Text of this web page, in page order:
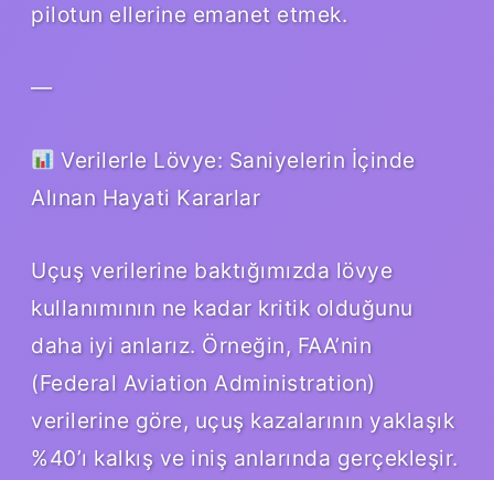
pilotun ellerine emanet etmek.
—
Verilerle Lövye: Saniyelerin İçinde
Alınan Hayati Kararlar
Uçuş verilerine baktığımızda lövye
kullanımının ne kadar kritik olduğunu
daha iyi anlarız. Örneğin, FAA’nin
(Federal Aviation Administration)
verilerine göre, uçuş kazalarının yaklaşık
%40’ı kalkış ve iniş anlarında gerçekleşir.